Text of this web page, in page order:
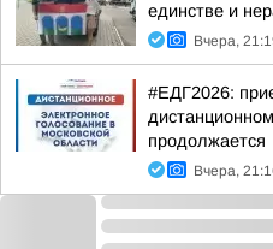
единстве и
Вчера,
#ЕДГ2026:
продолжается
Вчера,